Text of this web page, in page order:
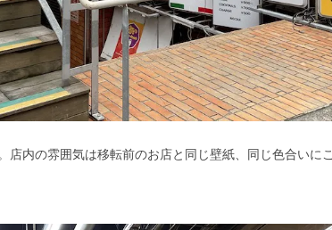
店内の雰囲気は移転前のお店と同じ壁紙、同じ色合いに